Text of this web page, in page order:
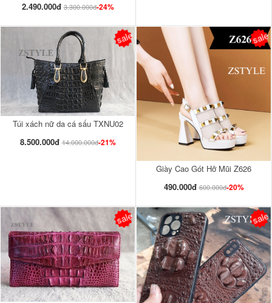
2.490.000đ 3.300.000đ-24%
Túi xách nữ da cá sấu TXNU02
8.500.000đ 14.000.000đ-21%
sale
Giày Cao Gót Hở Mũi Z626
490.000đ 600.000đ-20%
sale
sale sale